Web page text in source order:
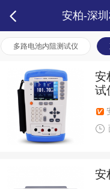
安柏-深
多路电池内阻测试仪
安
试
安